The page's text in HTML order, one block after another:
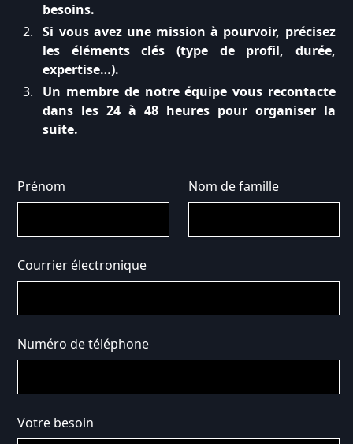
besoins.
Si vous avez une mission à pourvoir, précisez
les éléments clés (type de profil, durée,
expertise…).
Un membre de notre équipe vous recontacte
dans les 24 à 48 heures pour organiser la
suite.
Prénom Nom de famille
Courrier électronique
Numéro de téléphone
Votre besoin